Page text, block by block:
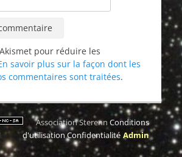
pour réduire les
savoir plus sur la façon dont les
commentaires sont traitées.
Association Sterenn Conditions
d'utilisationConfidentialité Admin